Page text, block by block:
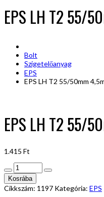
EPS LH T2 55/
Bolt
Szigetelőanyag
EPS
EPS LH T2 55/50mm
EPS LH T2 55/
1.415 Ft
LH
T2
55/50mm
Kosrába
Cikkszám: 1197 Kategória: EPS